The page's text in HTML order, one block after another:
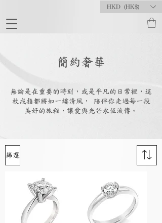
HKD (HK$)
簡約奢華
無論是在重要的時刻，或是平凡的日常裡，這
枚戒指都將如一縷清風， 陪伴你走過每一段
美好的旅程，讓愛與光芒永恆流傳。
篩選